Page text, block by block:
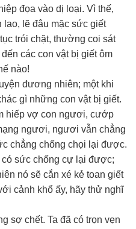
đọa vào dị loại. Vì thế,
lẽ đâu mặc sức giết
trói chặt, thường coi sát
các con vật bị giết ôm
nào!
đương nhiên; một khi
gì những con vật bị giết.
hiếp vợ con ngươi, cướp
ngươi, ngươi vẫn chẳng
chẳng chống chọi lại được.
có sức chống cự lại được;
nó sẽ cắn xé kẻ toan giết
cảnh khổ ấy, hãy thử nghĩ
sợ chết. Ta đã có trọn vẹn